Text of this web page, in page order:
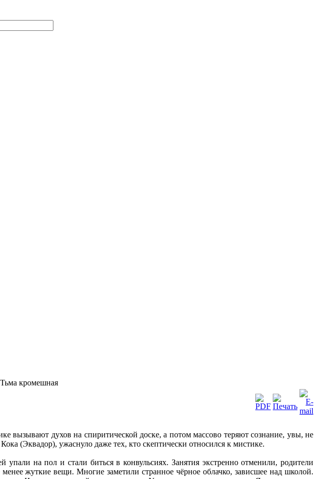
Тьма кромешная
вызывают духов на спиритической доске, а потом массово теряют сознание, увы, не
(Эквадор), ужаснуло даже тех, кто скептически относился к мистике.
на пол и стали биться в конвульсиях. Занятия экстренно отменили, родители
жуткие вещи. Многие заметили странное чёрное облачко, зависшее над школой.